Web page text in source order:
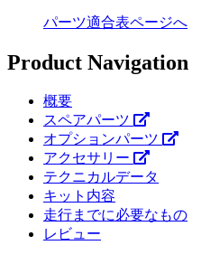
パーツ適合表ページへ
Product Navigation
概要
スペアパーツ
オプションパーツ
アクセサリー
テクニカルデータ
キット内容
走行までに必要なもの
レビュー